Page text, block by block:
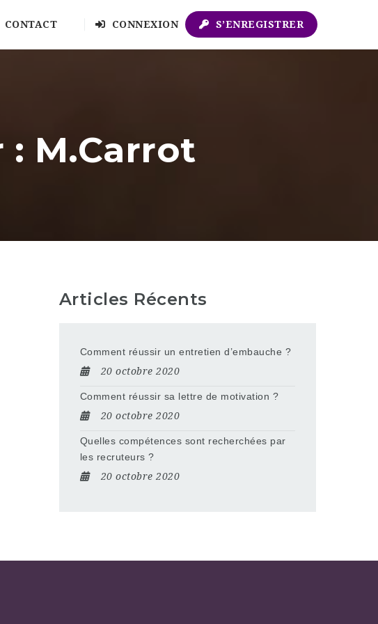
CONTACT CONNEXION S’ENREGISTRER
M.Carrot
Articles Récents
Comment réussir un entretien d’embauche ?
20 octobre 2020
Comment réussir sa lettre de motivation ?
20 octobre 2020
Quelles compétences sont recherchées par
les recruteurs ?
20 octobre 2020